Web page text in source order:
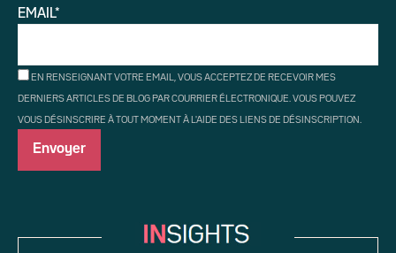
EMAIL*
EN RENSEIGNANT VOTRE EMAIL, VOUS ACCEPTEZ DE RECEVOIR MES
DERNIERS ARTICLES DE BLOG PAR COURRIER ÉLECTRONIQUE. VOUS POUVEZ
VOUS DÉSINSCRIRE À TOUT MOMENT À L'AIDE DES LIENS DE DÉSINSCRIPTION.